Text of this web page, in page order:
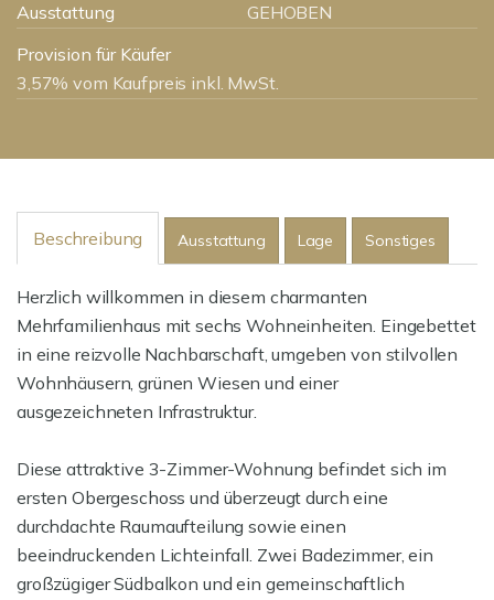
Ausstattung
GEHOBEN
Provision für Käufer
3,57% vom Kaufpreis inkl. MwSt.
Beschreibung Ausstattung Lage Sonstiges
Herzlich willkommen in diesem charmanten
Mehrfamilienhaus mit sechs Wohneinheiten. Eingebettet
in eine reizvolle Nachbarschaft, umgeben von stilvollen
Wohnhäusern, grünen Wiesen und einer
ausgezeichneten Infrastruktur.
Diese attraktive 3-Zimmer-Wohnung befindet sich im
ersten Obergeschoss und überzeugt durch eine
durchdachte Raumaufteilung sowie einen
beeindruckenden Lichteinfall. Zwei Badezimmer, ein
großzügiger Südbalkon und ein gemeinschaftlich